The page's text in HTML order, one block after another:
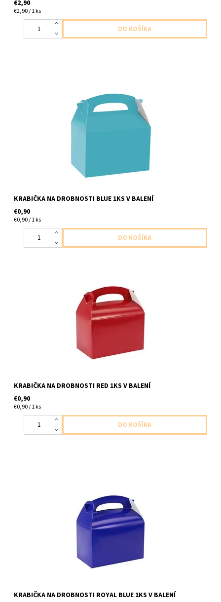
€2,90
€2,90 / 1 ks
Papierová krabička modra 1ks v baleni velkost 12x15x10 cm
KRABIČKA NA DROBNOSTI BLUE 1KS V BALENÍ
€0,90
€0,90 / 1 ks
papierova krabicka cervena 1ks v baleni velkost 12x10x15
KRABIČKA NA DROBNOSTI RED 1KS V BALENÍ
€0,90
€0,90 / 1 ks
papierova krabicka modra 1ks v baleni velkost 12x10x15cm
KRABIČKA NA DROBNOSTI ROYAL BLUE 1KS V BALENÍ